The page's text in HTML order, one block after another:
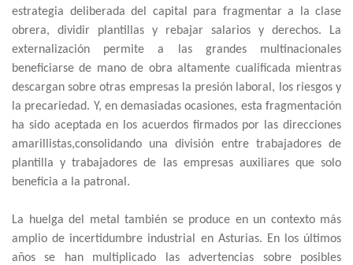
estrategia deliberada del capital para fragmentar a la clase
obrera, dividir plantillas y rebajar salarios y derechos. La
externalización permite a las grandes multinacionales
beneficiarse de mano de obra altamente cualificada mientras
descargan sobre otras empresas la presión laboral, los riesgos y
la precariedad. Y, en demasiadas ocasiones, esta fragmentación
ha sido aceptada en los acuerdos firmados por las direcciones
amarillistas,consolidando una división entre trabajadores de
plantilla y trabajadores de las empresas auxiliares que solo
beneficia a la patronal.
La huelga del metal también se produce en un contexto más
amplio de incertidumbre industrial en Asturias. En los últimos
años se han multiplicado las advertencias sobre posibles